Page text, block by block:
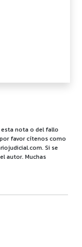
nota o del fallo
favor cítenos como
Si se
autor. Muchas